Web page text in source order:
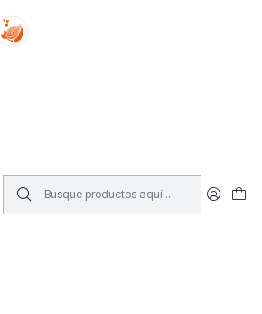
sueños se concretan aquí !!!